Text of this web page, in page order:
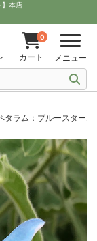
】本店
0
カート メニュー
タラム：ブルースター